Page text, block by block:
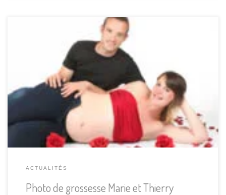
En cette fin août j'accueille au studio Marie et Thierry pour une
séance maternité. Il est temps de la faire, cette séance .... car
Eliot est prévu pour fin septembre, plus qu'un mois !!!! ...
ACTUALITÉS
Photo de grossesse Marie et Thierry